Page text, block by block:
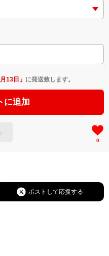
13日 」 に発送致します。
に追加
0
ポストして応援する